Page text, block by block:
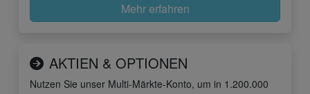
Mehr erfahren
AKTIEN & OPTIONEN
Nutzen Sie unser Multi-Märkte-Konto, um in 1.200.000